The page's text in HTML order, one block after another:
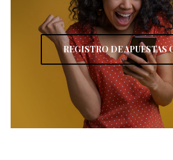
REGISTRO DE APUESTAS